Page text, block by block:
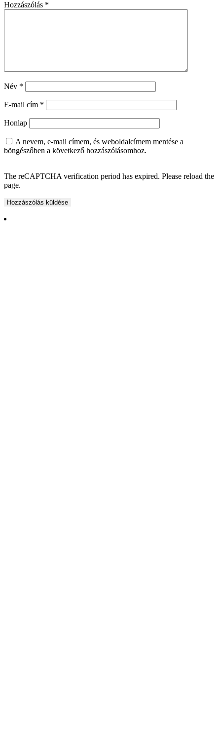
Hozzászólás *
Név *
E-mail cím *
Honlap
A nevem, e-mail címem, és weboldalcímem mentése a
böngészőben a következő hozzászólásomhoz.
The reCAPTCHA verification period has expired. Please reload the
page.